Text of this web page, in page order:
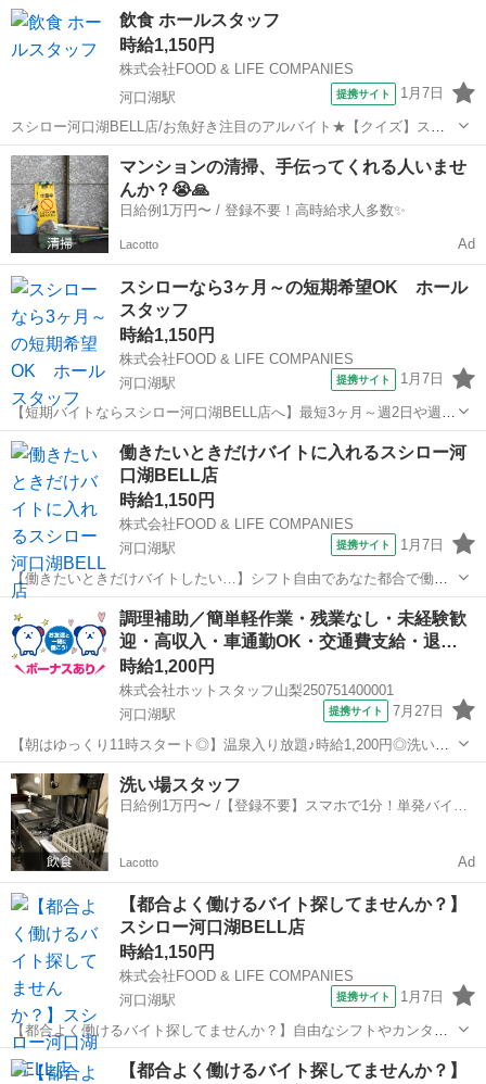
り 1日3時間からOK！ ご自身の生活スタイルに合わせた働き方が可能
です！ 沢山笑って、沢山稼...
山梨 南都留郡 キッチン
飲食 ホールスタッフ
時給1,150円
株式会社FOOD & LIFE COMPANIES
河口湖駅
提携サイト 1月7日
スシロー河口湖BELL店/お魚好き注目のアルバイト★【クイズ】スシ
ロー人気上位のはまちってどんな魚？/給与前払い制度あり 人気ネタラ
ンキングでも2位と絶大な人気を誇る定番メニュー「はまち」！実は出
生魚代表のブリの別名なんです...
山梨 南都留郡 レストラン
マンションの清掃、手伝ってくれる人いませ
んか？😭🙏
日給例1万円〜 / 登録不要！高時給求人多数✨
Lacotto Ad
スシローなら3ヶ月～の短期希望OK ホール
スタッフ
時給1,150円
株式会社FOOD & LIFE COMPANIES
河口湖駅
提携サイト 1月7日
【短期バイトならスシロー河口湖BELL店へ】最短3ヶ月～週2日や週3
日勤務OK/ホールスタッフ/給与前払い制度あり 【短期のアルバイト探
してませんか？】 「夏までなど一定期間で」 「内定先で働き始めるま
で」 「目標金額が貯ま...
山梨 南都留郡 河口湖駅 レストラン
働きたいときだけバイトに入れるスシロー河
口湖BELL店
時給1,150円
株式会社FOOD & LIFE COMPANIES
河口湖駅
提携サイト 1月7日
【働きたいときだけバイトしたい…】シフト自由であなた都合で働け
る/スシロー河口湖BELL店/給与前払い制度あり 【もっと自由に働ける
バイト探してません？】 スタッフからこんな要望をよく聞きます 「テ
スト前なのでシフト減らした...
南都留郡 河口湖駅 レストラン
調理補助／簡単軽作業・残業なし・未経験歓
迎・高収入・車通勤OK・交通費支給・退…
時給1,200円
株式会社ホットスタッフ山梨250751400001
河口湖駅
提携サイト 7月27日
【朝はゆっくり11時スタート◎】温泉入り放題♪時給1,200円◎洗い
場・調理補助スタッフ募集！ 《 洗い場及び調理補助スタッフ 》 厨
房内での洗い物と 簡単な調理補助をお願いします！ ●洗い場業務 サ
ービス...
山梨 南都留郡 河口湖駅
洗い場スタッフ
日給例1万円〜 /【登録不要】スマホで1分！単発バイト
Lacotto Ad
【都合よく働けるバイト探してませんか？】
スシロー河口湖BELL店
時給1,150円
株式会社FOOD & LIFE COMPANIES
河口湖駅
提携サイト 1月7日
【都合よく働けるバイト探してませんか？】自由なシフトやカンタン
対応多め/スシロー河口湖BELL店/給与前払い制度あり 【あなたがバイ
ト先に求めることはなんですか？】 「働きたい時に働く自由なシフト
山梨 南都留郡 河口湖駅 レストラン
【都合よく働けるバイト探してませんか？】